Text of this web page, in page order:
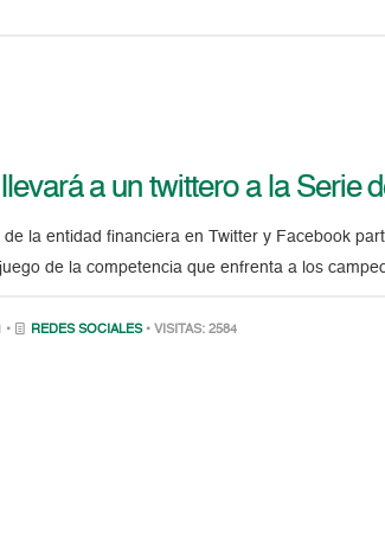
a un twittero a la Serie
de la entidad financiera en Twitter y Facebook
de la competencia que enfrenta a los
• REDES SOCIALES • VISITAS: 2584